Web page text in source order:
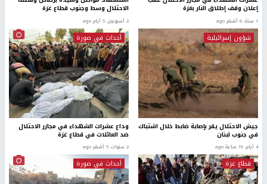
إعلان وقف إطلاق النار بغزة
1 سنة، 6 أشهر ago
الاحتلال وسط وجنوب قطاع غزة
2 أسبوعين، 5 أيام ago
شؤون إسرائيلية
جيش الاحتلال يقر بإصابة ضابط خلال اشتباك
في جنوب لبنان
4 أيام، 19 ساعة ago
أحداث في صورة
وداع عشرات الشهداء في مجازر الاحتلال
ضد العائلات في قطاع غزة
2 سنوات، 5 أشهر ago
قطاع غزة أحداث في صورة